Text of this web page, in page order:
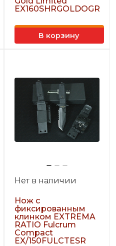
EX160SHRGOLDOGR
В корзину
Нет в наличии
Нож с
фиксированным
клинком EXTREMA
RATIO Fulcrum
Compact
EX/150FULCTESR